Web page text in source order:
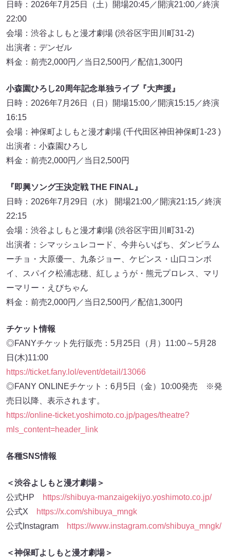
日時：2026年7月25日（土）開場20:45／開演21:00／終演
22:00
会場：渋谷よしもと漫才劇場 (渋谷区宇田川町31-2)
出演者：デンゼル
料金：前売2,000円／当日2,500円／配信1,300円
小森園ひろし20周年記念単独ライブ『大声援』
日時：2026年7月26日（日）開場15:00／開演15:15／終演
16:15
会場：神保町よしもと漫才劇場 (千代田区神田神保町1-23 )
出演者：小森園ひろし
料金：前売2,000円／当日2,500円
『即興ソング王決定戦 THE FINAL』
日時：2026年7月29日（水） 開場21:00／開演21:15／終演
22:15
会場：渋谷よしもと漫才劇場 (渋谷区宇田川町31-2)
出演者：シマッシュレコード、今井らいぱち、ダンビラム
ーチョ・大原優一、九条ジョー、ケビンス・山口コンボ
イ、スパイク松浦志穂、紅しょうが・熊元プロレス、マリ
ーマリー・えびちゃん
料金：前売2,000円／当日2,500円／配信1,300円
チケット情報
◎FANYチケット先行販売：5月25日（月）11:00～5月28
日(木)11:00
https://ticket.fany.lol/event/detail/13066
◎FANY ONLINEチケット：6月5日（金）10:00発売 ※発
売日以降、表示されます。
https://online-ticket.yoshimoto.co.jp/pages/theatre?
mls_content=header_link
各種SNS情報
＜渋谷よしもと漫才劇場＞
公式HP
https://shibuya-manzaigekijyo.yoshimoto.co.jp/
公式X
https://x.com/shibuya_mngk
公式Instagram
https://www.instagram.com/shibuya_mngk/
＜神保町よしもと漫才劇場＞